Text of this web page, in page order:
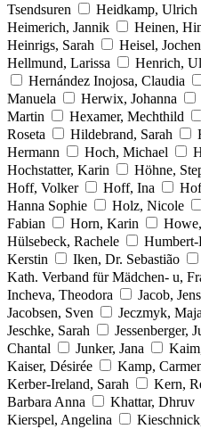
Tsendsuren
Heidkamp, Ulrich
Heimerich, Jannik
Heinen,
Heinrigs, Sarah
Heisel, Jochen
Hellmund, Larissa
Henrich,
Hernández Inojosa, Claudia
Manuela
Herwix, Johanna
Martin
Hexamer, Mechthild
Roseta
Hildebrand, Sarah
Hermann
Hoch, Michael
Hochstatter, Karin
Höhne,
Hoff, Volker
Hoff, Ina
Hanna Sophie
Holz, Nicole
Fabian
Horn, Karin
Hülsebeck, Rachele
Kerstin
Iken, Dr. Sebastião
Kath. Verband für Mädchen- u,
Incheva, Theodora
Jacob, Jens
Jacobsen, Sven
Jeczmyk, Maja
Jeschke, Sarah
Jessenberger,
Chantal
Junker, Jana
Kaiser, Désirée
Kamp,
Kerber-Ireland, Sarah
Kern,
Barbara Anna
Khattar, Dhruv
Kierspel, Angelina